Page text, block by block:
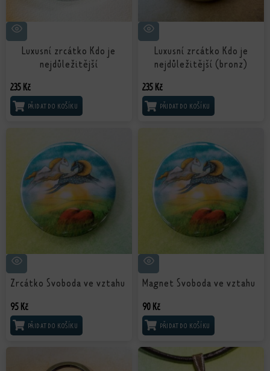
Luxusní zrcátko Kdo je
nejdůležitější
235 Kč
PŘIDAT DO KOŠÍKU
Luxusní zrcátko Kdo je
nejdůležitější (bronz)
235 Kč
PŘIDAT DO KOŠÍKU
Zrcátko Svoboda ve vztahu
95 Kč
PŘIDAT DO KOŠÍKU
Magnet Svoboda ve vztahu
90 Kč
PŘIDAT DO KOŠÍKU